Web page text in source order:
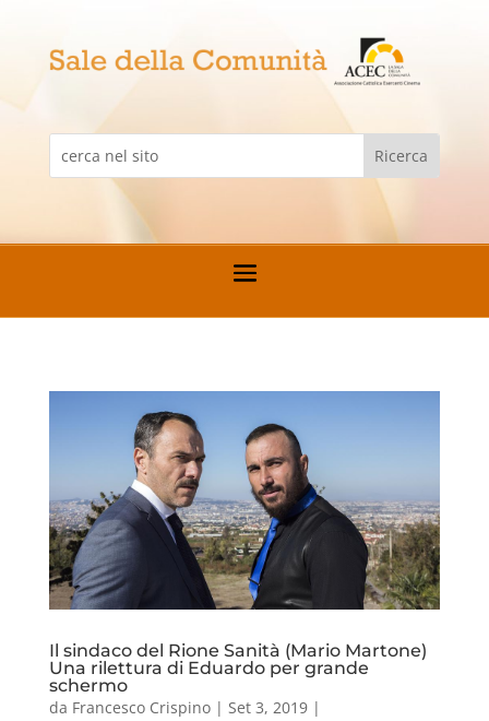
Il sindaco del Rione Sanità (Mario Martone)
Una rilettura di Eduardo per grande
schermo
da Francesco Crispino| Set 3, 2019|